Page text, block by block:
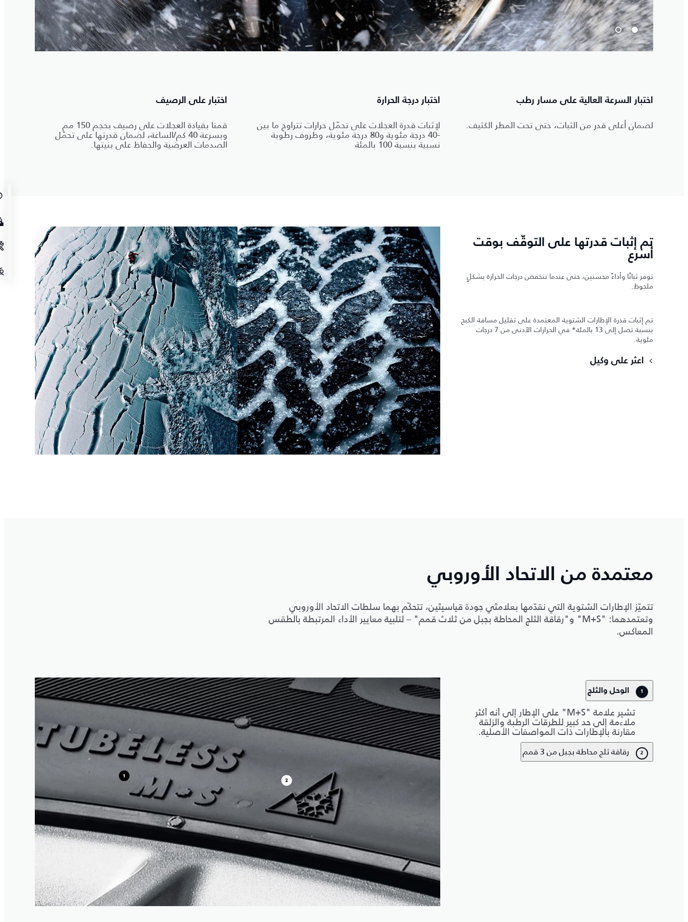
اختبار السرعة العالية على مسار رطب
لضمان أعلى قدر من الثبات، حتى تحت المطر الكثيف.
اختبار درجة الحرارة
لإثبات قدرة العجلات على تحمّل حرارات تتراوح ما بين
-40 درجة مئوية و80 درجة مئوية، وظروف رطوبة
نسبية بنسبة 100 بالمئة
اختبار على الرصيف
قمنا بقيادة العجلات على رصيف بحجم 150 مم
وبسرعة 40 كم/الساعة، لضمان قدرتها على تحمّل
الصدمات العرضية والحفاظ على بنيتها.
تم إثبات قدرتها على التوقّف بوقت
أسرع
توفر ثباتًا وأداءً محسنين، حتى عندما تنخفض درجات الحرارة بشكلٍ
ملحوظ.
تم إثبات قدرة الإطارات الشتوية المعتمدة على تقليل مسافة الكبح
بنسبة تصل إلى 13 بالمئة* في الحرارات الأدنى من 7 درجات
مئوية.
اعثر على وكيل
معتمدة من الاتحاد الأوروبي
تتميّز الإطارات الشتوية التي نقدّمها بعلامتَي جودة قياسيتَين، تتحكّم بهما سلطات الاتحاد الأوروبي
وتعتمدهما: "M+S" و"رقاقة الثلج المحاطة بجبل من ثلاث قمم" – لتلبية معايير الأداء المرتبطة بالطقس
المعاكس.
1 الوحل والثلج
تشير علامة "M+S" على الإطار إلى أنه أكثر
ملاءمة إلى حد كبير للطرقات الرطبة والزلقة
مقارنة بالإطارات ذات المواصفات الأصلية.
2 رقاقة ثلج محاطة بجبل من 3 قمم